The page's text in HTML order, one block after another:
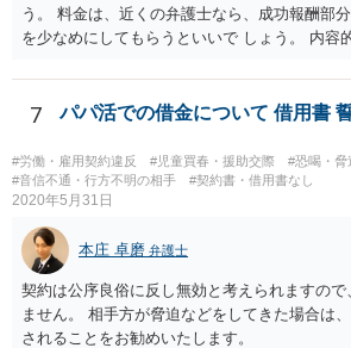
う。 料金は、近くの弁護士なら、成功報酬部
を少なめにしてもらうといいで しょう。 内容
7 パパ活での借金について 借用書
#労働・雇用契約違反 #児童買春・援助交際
#恐喝・脅
#音信不通・行方不明の相手
#契約書・借用書なし
2020年5月31日
本庄 卓磨 弁護士
契約は公序良俗に反し無効と考えられますので
ません。 相手方が脅迫などをしてきた場合は
されることをお勧めいたします。